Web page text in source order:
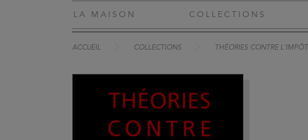
LA MAISON COLLECTIONS
ACCUEIL COLLECTIONS THÉORIES CONTRE L'IMPÔT